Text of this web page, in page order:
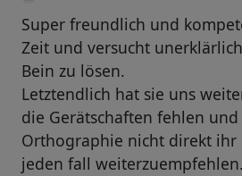
Super freundlich und
Zeit und versucht
Bein zu lösen.
Letztendlich hat sie uns
die Gerätschaften fehlen
Orthographie nicht direkt ihr
jeden fall weiterzuempfehlen.